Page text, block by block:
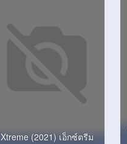
Xtreme (2021) เอ็กซ์ตรีม